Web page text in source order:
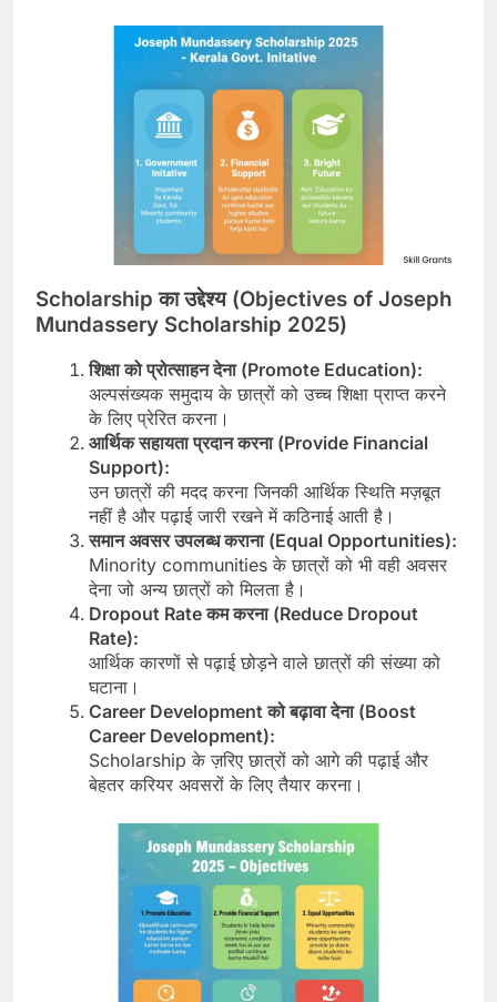
Scholarship का उद्देश्य (Objectives of Joseph
Mundassery Scholarship 2025)
शिक्षा को प्रोत्साहन देना (Promote Education):
अल्पसंख्यक समुदाय के छात्रों को उच्च शिक्षा प्राप्त करने
के लिए प्रेरित करना।
आर्थिक सहायता प्रदान करना (Provide Financial
Support):
उन छात्रों की मदद करना जिनकी आर्थिक स्थिति मज़बूत
नहीं है और पढ़ाई जारी रखने में कठिनाई आती है।
समान अवसर उपलब्ध कराना (Equal Opportunities):
Minority communities के छात्रों को भी वही अवसर
देना जो अन्य छात्रों को मिलता है।
Dropout Rate कम करना (Reduce Dropout
Rate):
आर्थिक कारणों से पढ़ाई छोड़ने वाले छात्रों की संख्या को
घटाना।
Career Development को बढ़ावा देना (Boost
Career Development):
Scholarship के ज़रिए छात्रों को आगे की पढ़ाई और
बेहतर करियर अवसरों के लिए तैयार करना।